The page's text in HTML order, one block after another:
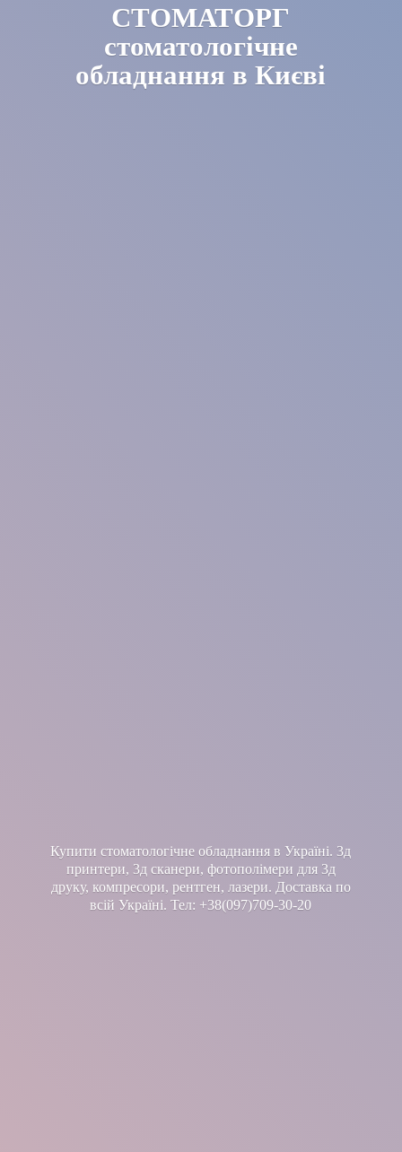
СТОМАТОРГ
стоматологічне
обладнання в Києві
Купити стоматологічне обладнання в Україні. 3д
принтери, 3д сканери, фотополімери для 3д
друку, компресори, рентген, лазери. Доставка по
всій Україні. Тел: +38(097)709-30-20